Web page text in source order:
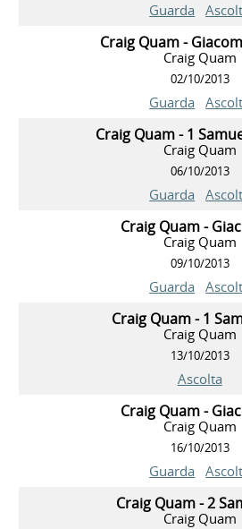
Guarda
Craig Quam -
Craig Quam
02/10/2013
Guarda
Craig Quam - 1
Craig Quam
06/10/2013
Guarda
Craig Quam -
Craig Quam
09/10/2013
Guarda
Craig Quam - 1
Craig Quam
13/10/2013
Ascolta
Craig Quam -
Craig Quam
16/10/2013
Guarda
Craig Quam - 2
Craig Quam